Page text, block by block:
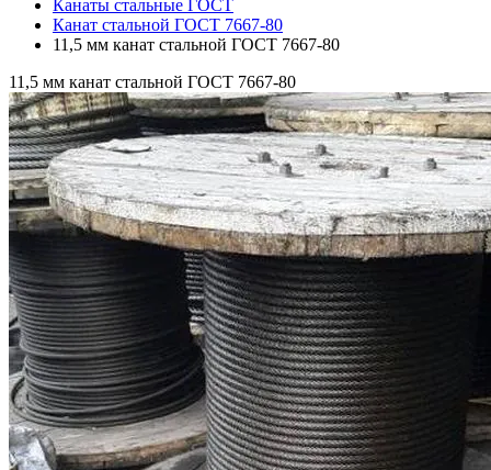
Канаты стальные ГОСТ
Канат стальной ГОСТ 7667-80
11,5 мм канат стальной ГОСТ 7667-80
11,5 мм канат стальной ГОСТ 7667-80